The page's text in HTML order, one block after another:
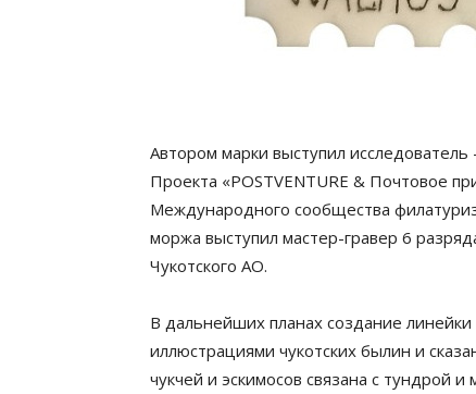
Автором марки выступил
Проекта «POSTVENTURE & Почтовое
Международного сообщества
моржа выступил мастер-гравер 6
Чукотского АО.
В дальнейших планах создание
иллюстрациями чукотских былин и
чукчей и эскимосов связана с тундрой